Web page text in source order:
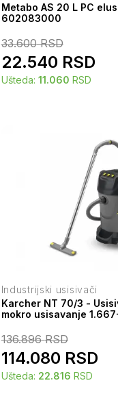
Metabo AS 20 L PC
602083000
33.600RSD
22.540 RSD
Ušteda: 11.060 RSD
Industrijski usisivači
Karcher NT 70/3 -
mokro usisavanje
136.896 RSD
114.080 RSD
Ušteda: 22.816 RSD